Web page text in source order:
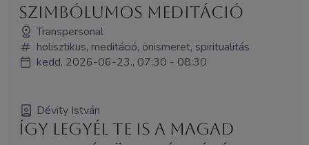
szimbólumos meditáció
Transpersonal
holisztikus, meditáció, önismeret, spiritualitás
kedd, 2026-06-23., 07:30 - 08:30
Dévity István
Így legyél Te is a magad